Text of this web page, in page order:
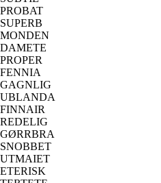
PROBAT
SUPERB
MONDEN
DAMETE
PROPER
FENNIA
GAGNLIG
UBLANDA
FINNAIR
REDELIG
GØRRBRA
SNOBBET
UTMAIET
ETERISK